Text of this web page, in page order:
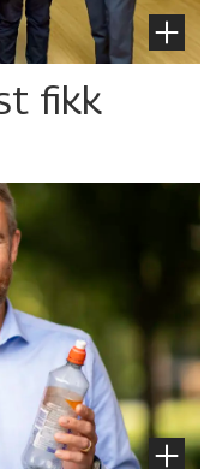
fikk